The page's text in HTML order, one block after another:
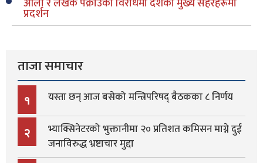
प्रदर्शन
ताजा समाचार
१ यस्ता छन् आज बसेको मन्त्रिपरिषद् बैठकका ८ निर्णय
२
भ्याक्सिनेटरको भुक्तानीमा २० प्रतिशत कमिसन माग्ने दुई
जनाविरुद्ध भ्रष्टाचार मुद्दा